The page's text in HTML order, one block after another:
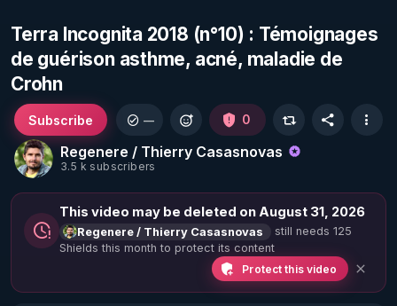
Terra Incognita 2018 (n°10) : Témoignages
de guérison asthme, acné, maladie de
Crohn
Regenere / Thierry Casasnovas
3.5 k subscribers
Subscribe — 0
This video may be deleted on August 31, 2026
Regenere / Thierry Casasnovas
still needs 125
Shields this month to protect its content
Protect this video